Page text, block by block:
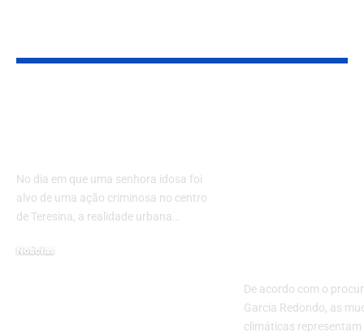
No dia em que uma senhora idosa foi
alvo de uma ação criminosa no centro
de Teresina, a realidade urbana…
Noticias
De acordo com o
Garcia Redondo, as
climáticas